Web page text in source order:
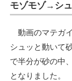
モゾモゾ→シ
動画のマテガ
シュッと動いて
で半分が砂の中
となりました。